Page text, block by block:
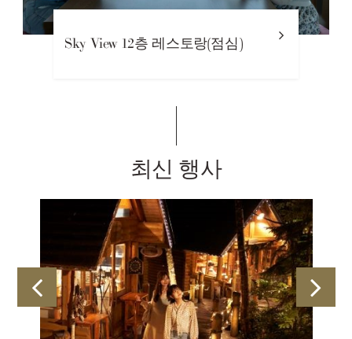
Sky View 12층 레스토랑(점심)
최신 행사